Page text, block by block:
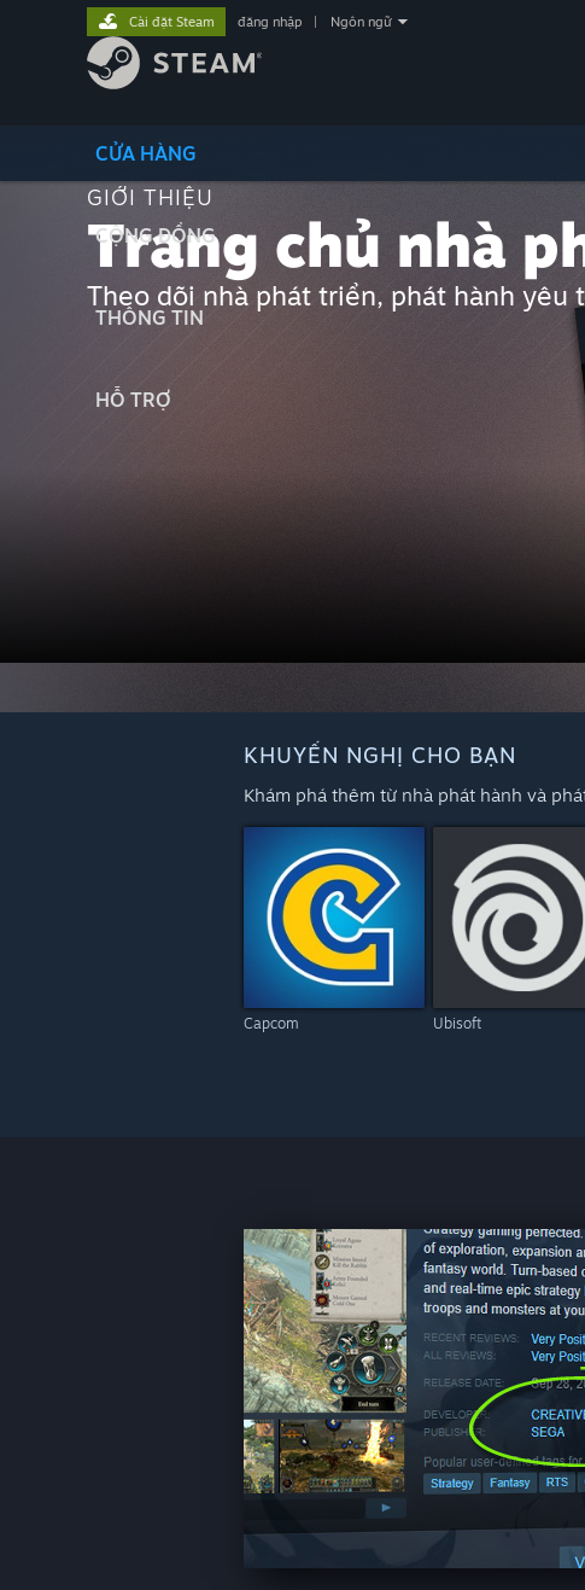
CỬA HÀNG
CỘNG ĐỒNG
THÔNG TIN
HỖ TRỢ
Cài đặt Steam đăng nhập Ngôn ngữ
GIỚI THIỆU
Trang chủ nhà
Theo dõi nhà phát triển, phát hành
KHUYẾN NGHỊ CHO BẠN
Khám phá thêm từ nhà phát hành và
Capcom Ubisoft